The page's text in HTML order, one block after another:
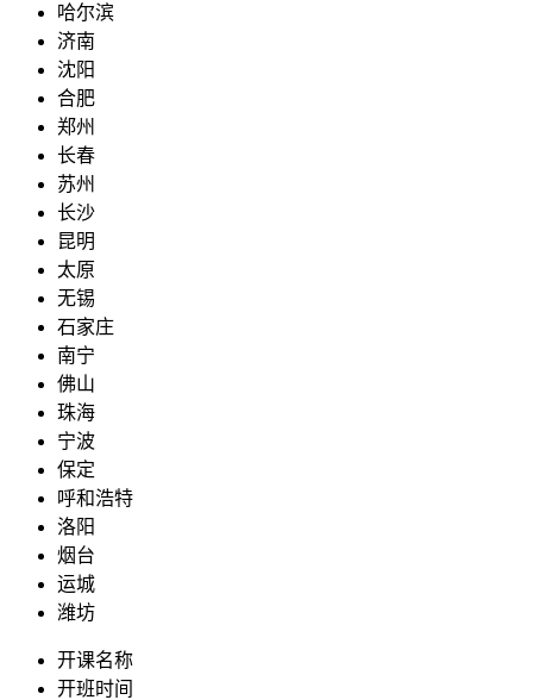
哈尔滨
济南
沈阳
合肥
郑州
长春
苏州
长沙
昆明
太原
无锡
石家庄
南宁
佛山
珠海
宁波
保定
呼和浩特
洛阳
烟台
运城
潍坊
开课名称
开班时间